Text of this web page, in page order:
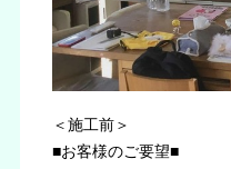
＜施工前＞
■お客様のご要望■